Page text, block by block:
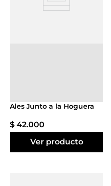
Ales Junto a la Hoguera
$ 42.000
Ver producto